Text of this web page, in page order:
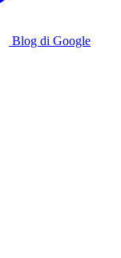
Blog di Google